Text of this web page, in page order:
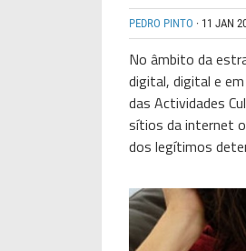
PEDRO PINTO · 11 JAN
No âmbito da
digital, digital e
das Actividades
sítios da internet
dos legítimos